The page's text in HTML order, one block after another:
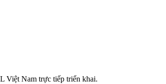
Việt Nam trực tiếp triển khai.